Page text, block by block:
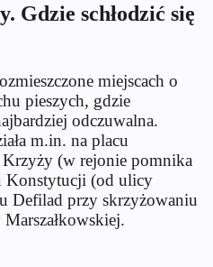
Gdzie schłodzić się
miejscach o
pieszych, gdzie
odczuwalna.
m.in. na placu
(w rejonie pomnika
Konstytucji (od ulicy
Defilad przy skrzyżowaniu